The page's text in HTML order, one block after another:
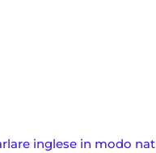
inglese in modo